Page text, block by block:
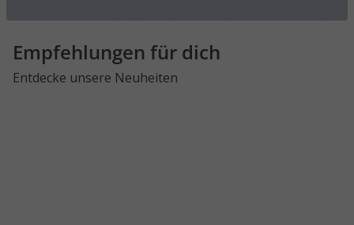
Empfehlungen für dich
Entdecke unsere Neuheiten